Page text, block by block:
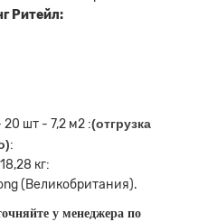
Ритейл:
20 шт - 7,2 м2 :(отгрузка
:
кг:
(Великобритания).
у менеджера по